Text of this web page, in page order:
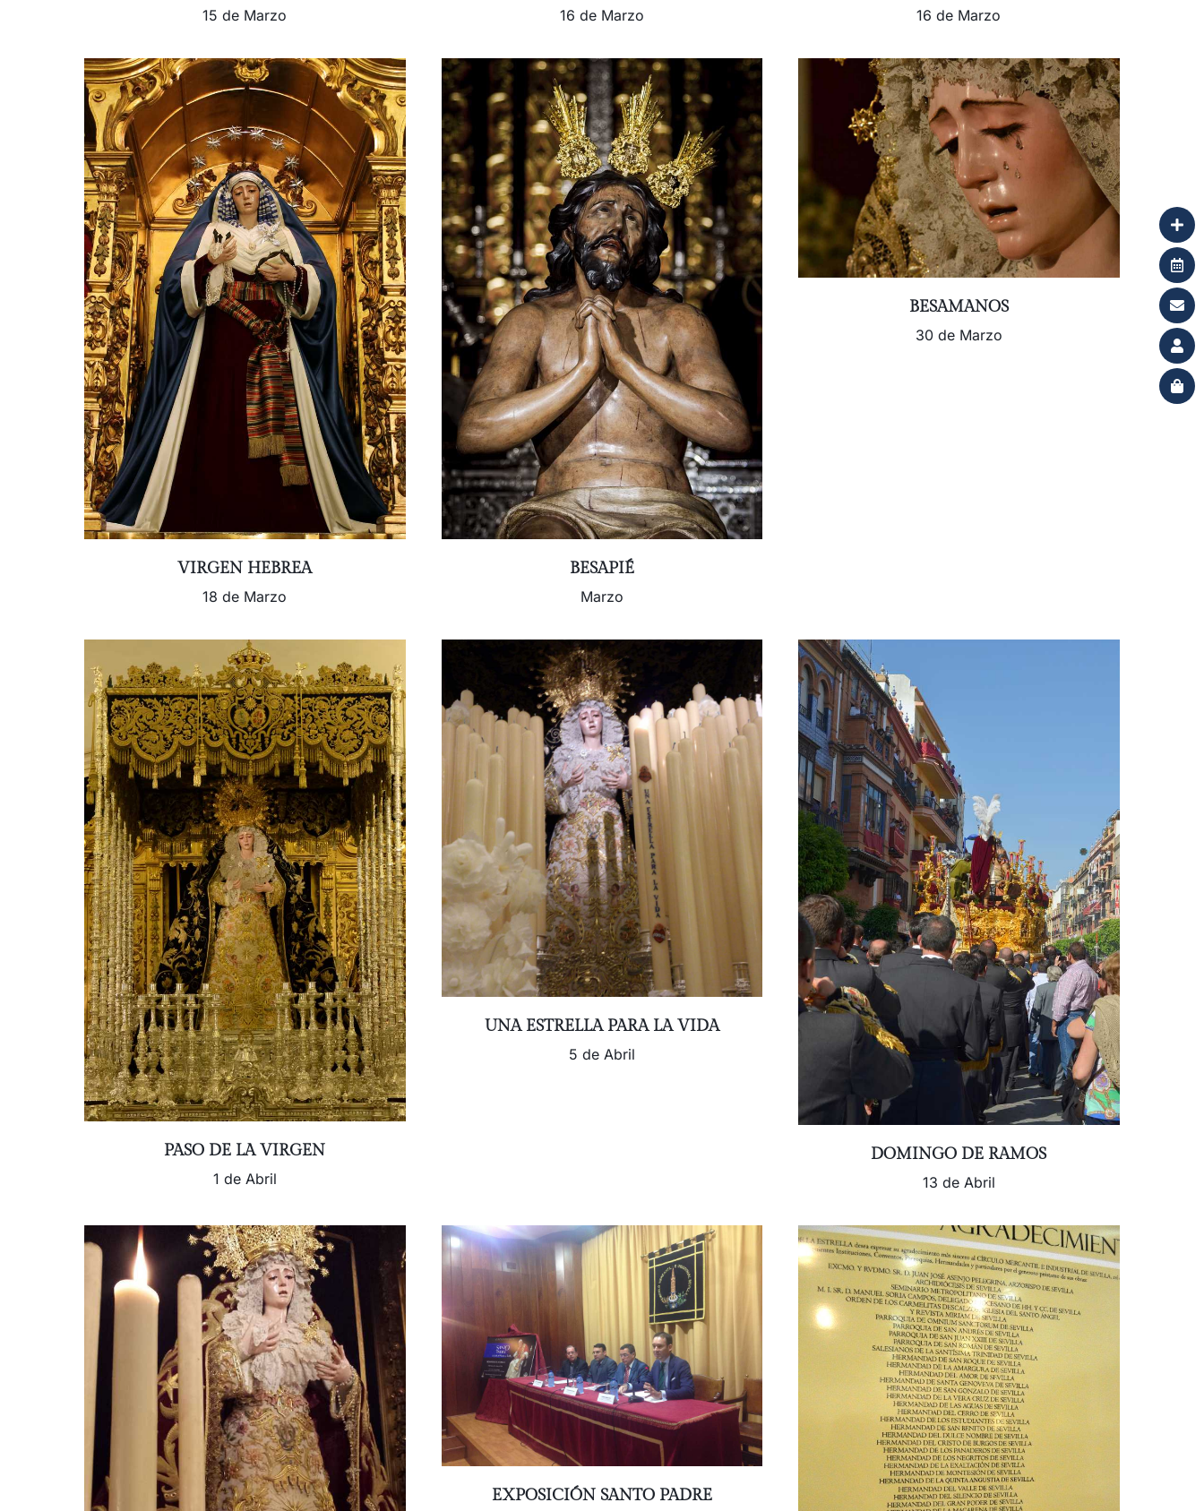
15 de Marzo 16 de Marzo 16 de Marzo
VIRGEN HEBREA
18 de Marzo
BESAPIÉ
Marzo
BESAMANOS
30 de Marzo
PASO DE LA VIRGEN
1 de Abril
UNA ESTRELLA PARA LA VIDA
5 de Abril
DOMINGO DE RAMOS
13 de Abril
EXPOSICIÓN SANTO PADRE